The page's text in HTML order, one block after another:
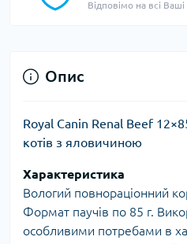
Відповімо на всі
Опис
Royal Canin Renal Beef
котів з яловичиною
Характеристика
Вологий повнораціонний
Формат паучів по 85 г.
особливими потребами в